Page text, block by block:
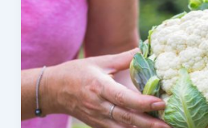
completa
para
saber
como
cultivar